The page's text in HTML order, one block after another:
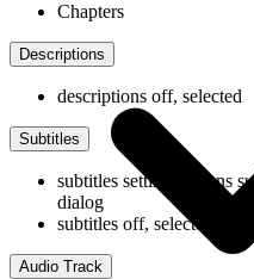
Chapters
Descriptions
descriptions off, selected
Subtitles
subtitles settings
, opens
dialog
subtitles off, selected
Audio Track